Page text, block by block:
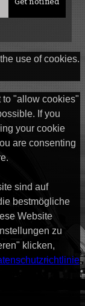
use of cookies.
to "allow cookies"
If you
your cookie
are consenting
sind auf
bestmögliche
Website
zu
klicken,